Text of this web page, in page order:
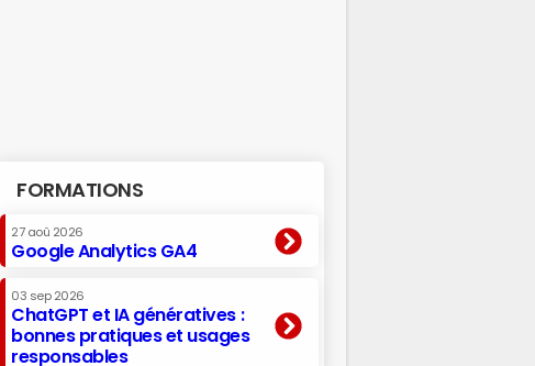
FORMATIONS
27 aoû 2026
Google Analytics GA4
03 sep 2026
ChatGPT et IA génératives :
bonnes pratiques et usages
responsables